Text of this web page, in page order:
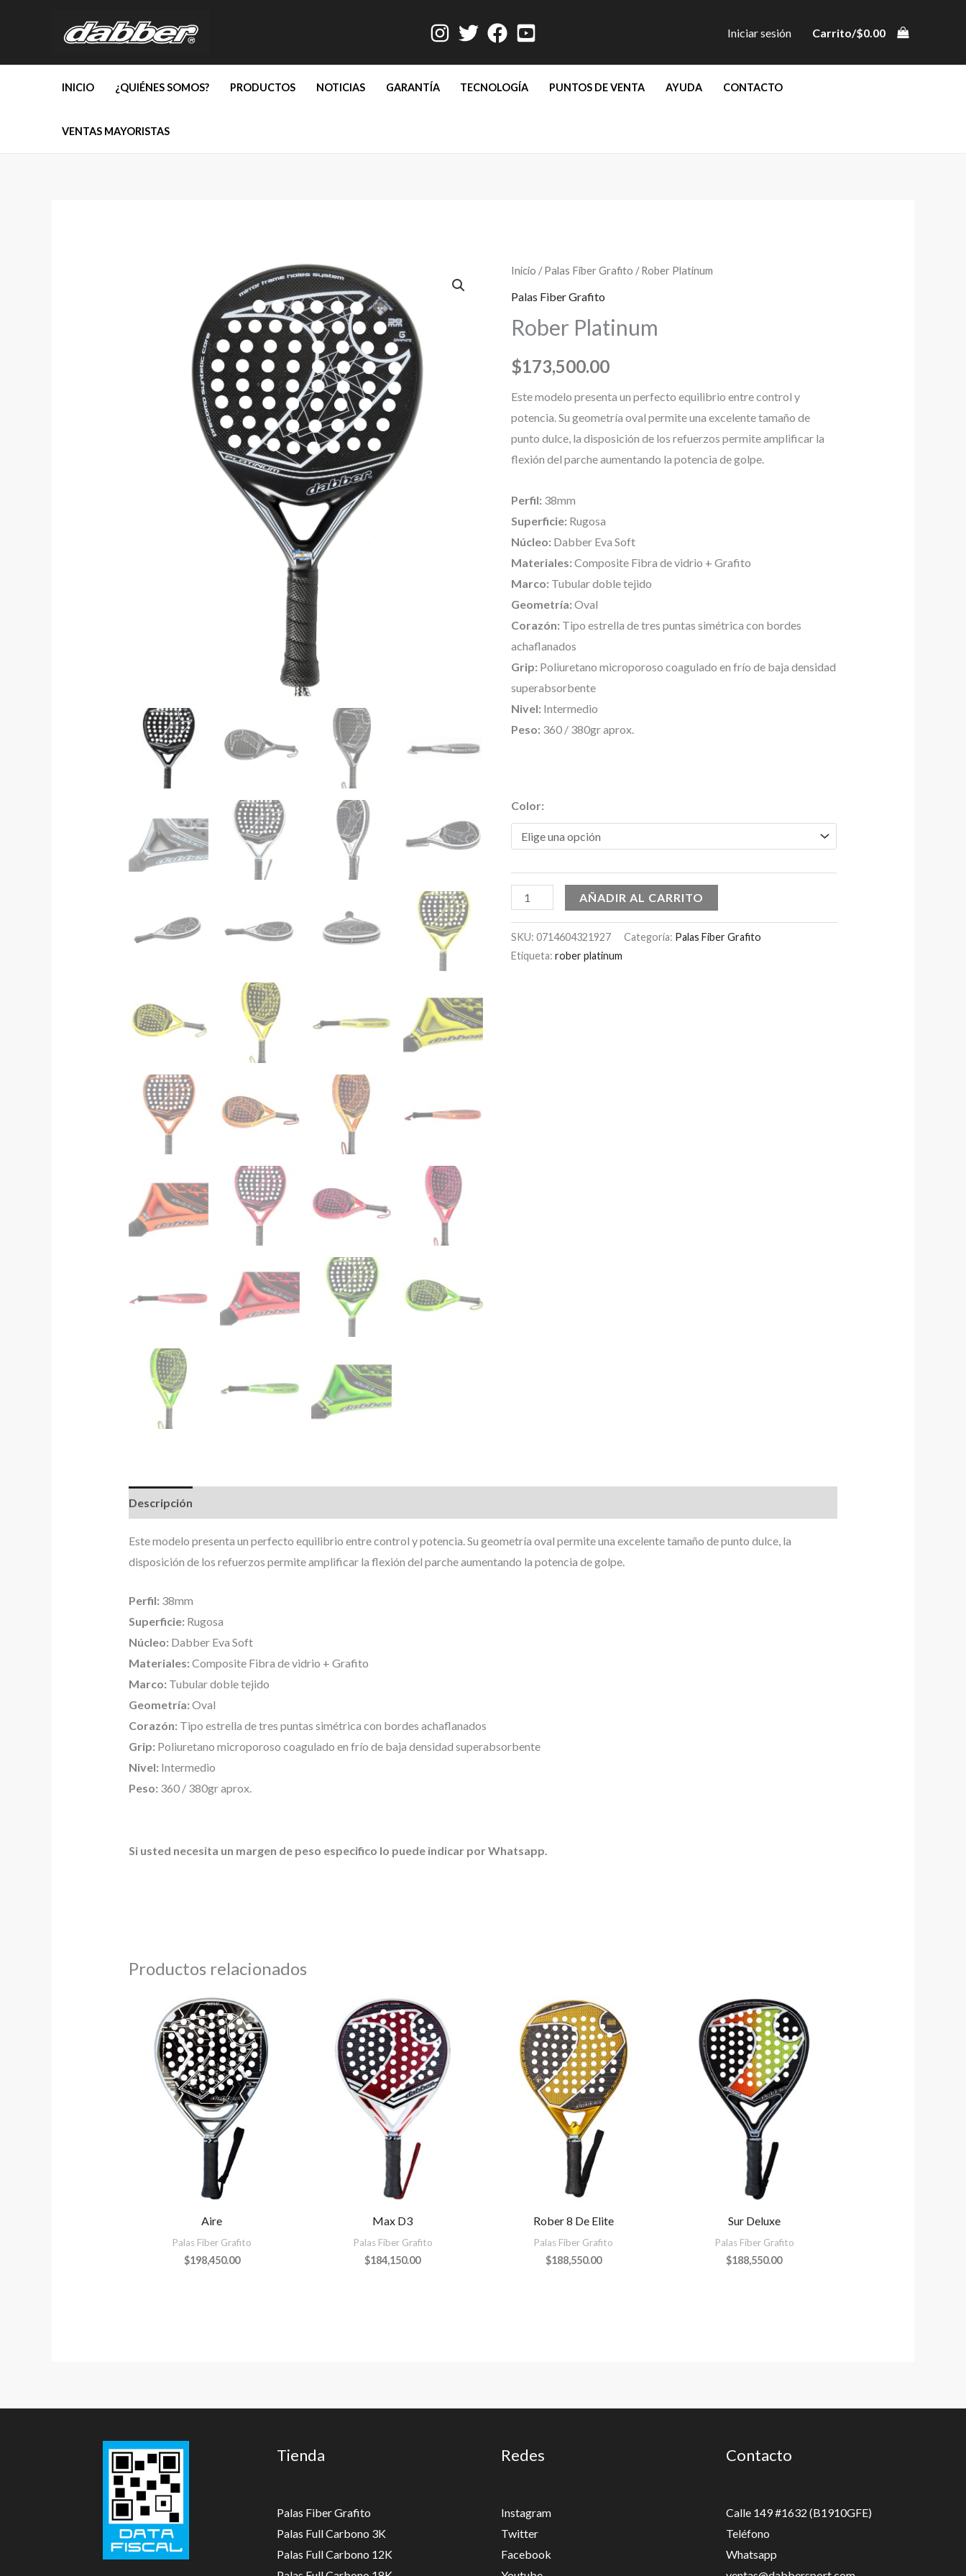
Iniciar sesión Carrito/$0.00
INICIO ¿QUIÉNES SOMOS? PRODUCTOS NOTICIAS GARANTÍA TECNOLOGÍA PUNTOS DE VENTA AYUDA CONTACTO
VENTAS MAYORISTAS
Inicio /Palas Fiber Grafito / Rober Platinum
Palas Fiber Grafito
Rober Platinum
$173,500.00
Este modelo presenta un perfecto equilibrio entre control y
potencia. Su geometría oval permite una excelente tamaño de
punto dulce, la disposición de los refuerzos permite amplificar la
flexión del parche aumentando la potencia de golpe.
Perfil: 38mm
Superficie: Rugosa
Núcleo: Dabber Eva Soft
Materiales: Composite Fibra de vidrio + Grafito
Marco: Tubular doble tejido
Geometría: Oval
Corazón: Tipo estrella de tres puntas simétrica con bordes
achaflanados
Grip: Poliuretano microporoso coagulado en frío de baja densidad
superabsorbente
Nivel: Intermedio
Peso: 360 / 380gr aprox.
Color:
Rober
Platinum
AÑADIR AL CARRITO
SKU:0714604321927 Categoría: Palas Fiber Grafito
Etiqueta:rober platinum
Descripción
Este modelo presenta un perfecto equilibrio entre control y potencia. Su geometría oval permite una excelente tamaño de punto dulce, la
disposición de los refuerzos permite amplificar la flexión del parche aumentando la potencia de golpe.
Perfil: 38mm
Superficie: Rugosa
Núcleo: Dabber Eva Soft
Materiales: Composite Fibra de vidrio + Grafito
Marco: Tubular doble tejido
Geometría: Oval
Corazón: Tipo estrella de tres puntas simétrica con bordes achaflanados
Grip: Poliuretano microporoso coagulado en frío de baja densidad superabsorbente
Nivel: Intermedio
Peso: 360 / 380gr aprox.
Si usted necesita un margen de peso especifico lo puede indicar por Whatsapp.
Productos relacionados
Aire
Palas Fiber Grafito
$198,450.00
Max D3
Palas Fiber Grafito
$184,150.00
Rober 8 De Elite
Palas Fiber Grafito
$188,550.00
Sur Deluxe
Palas Fiber Grafito
$188,550.00
Tienda
Palas Fiber Grafito
Palas Full Carbono 3K
Palas Full Carbono 12K
Redes
Instagram
Twitter
Facebook
Contacto
Calle 149 #1632 (B1910GFE)
Teléfono
Whatsapp